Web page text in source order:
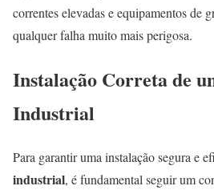
correntes elevadas e equipamentos de
qualquer falha muito mais perigosa.
Instalação Correta de
Industrial
Para garantir uma instalação segura e
industrial, é fundamental seguir um